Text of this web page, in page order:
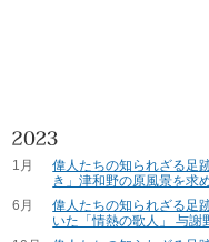
1月
偉人たちの知られざる足
き」津和野の原風景を求
6月
偉人たちの知られざる足
いた「情熱の歌人」 与謝